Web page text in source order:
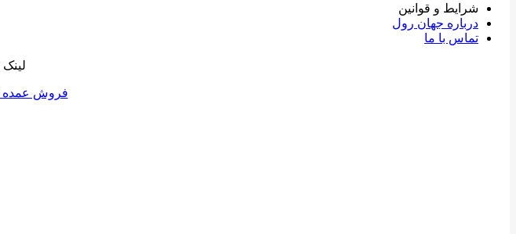
شرایط و قوانین
درباره جهان رول
تماس با ما
فروش عمده